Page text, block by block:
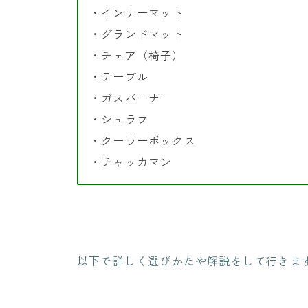
・インナーマット
・グランドマット
・チェア（椅子）
・テーブル
・ガスバーナー
・シュラフ
・クーラーボックス
・チャッカマン
以下で詳しく選びかたや解説をして行きま